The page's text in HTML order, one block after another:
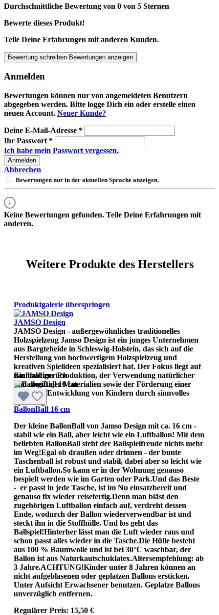
Durchschnittliche Bewertung von 0 von 5 Sternen
Bewerte dieses Produkt!
Teile Deine Erfahrungen mit anderen Kunden.
Bewertung schreiben Bewertungen anzeigen
Anmelden
Bewertungen können nur von angemeldeten Benutzern
abgegeben werden. Bitte logge Dich ein oder erstelle einen
neuen Account. Neuer Kunde?
Deine E-Mail-Adresse *
Ihr Passwort *
Ich habe mein Passwort vergessen.
Anmelden
Abbrechen
Bewertungen nur in der aktuellen Sprache anzeigen.
Keine Bewertungen gefunden. Teile Deine Erfahrungen mit
anderen.
Weitere Produkte des Herstellers
Produktgalerie überspringen
JAMSO Design
JAMSO Design - außergewöhnliches traditionelles
Holzspielzeug Jamso Design ist ein junges Unternehmen
aus Bargteheide in Schleswig-Holstein, das sich auf die
Herstellung von hochwertigem Holzspielzeug und
kreativen Spielideen spezialisiert hat. Der Fokus liegt auf
nachhaltiger Produktion, der Verwendung natürlicher
und ungiftiger Materialien sowie der Förderung einer
gesunden Entwicklung von Kindern durch sinnvolles
Spielzeug.
Bin bald zurück
BallonBall 16 cm
Der kleine BallonBall von Jamso Design mit ca. 16 cm -
stabil wie ein Ball, aber leicht wie ein Luftballon! Mit dem
beliebten BallonBall steht der Ballspielfreude nichts mehr
im Weg!Egal ob draußen oder drinnen - der bunte
Taschenball ist robust und stabil, dabei aber so leicht wie
ein Luftballon.So kann er in der Wohnung genauso
bespielt werden wie im Garten oder Park.Und das Beste
- er passt in jede Tasche, ist im Nu einsatzbereit und
genauso fix wieder reisefertig.Denn man bläst den
zugehörigen Luftballon einfach auf, verdreht dessen
Ende, wodurch der Ballon wiederverwendbar ist und
steckt ihn in die Stoffhülle. Und los geht das
Ballspiel!Hinterher lässt man die Luft wieder raus und
schon passt alles wieder in die Tasche.Die Hülle besteht
aus 100 % Baumwolle und ist bei 30°C waschbar, der
Ballon ist aus Naturkautschuklatex.Altersempfehlung: ab
3 Jahre.ACHTUNG!Kinder unter 8 Jahren können an
nicht aufgeblasenen oder geplatzen Ballons ersticken.
Unter Aufsicht Erwachsener benutzen. Geplatze Ballons
unverzüglich entfernen.
Regulärer Preis: 15,50 €